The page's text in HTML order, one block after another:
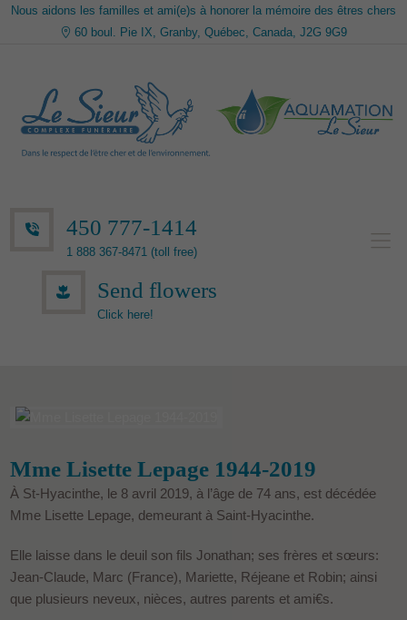
Nous aidons les familles et ami(e)s à honorer la mémoire des êtres chers
60 boul. Pie IX, Granby, Québec, Canada, J2G 9G9
450 777-1414
1 888 367-8471 (toll free)
Send flowers
Click here!
Mme Lisette Lepage 1944-2019
À St-Hyacinthe, le 8 avril 2019, à l’âge de 74 ans, est décédée
Mme Lisette Lepage, demeurant à Saint-Hyacinthe.
Elle laisse dans le deuil son fils Jonathan; ses frères et sœurs:
Jean-Claude, Marc (France), Mariette, Réjeane et Robin; ainsi
que plusieurs neveux, nièces, autres parents et ami€s.